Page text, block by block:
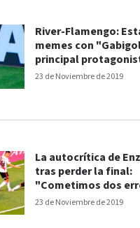
23 de Noviembre de 2019
River-Flamengo:
memes con
principal
23 de Noviembre de 2019
La autocrítica de
tras perder la final:
"Cometimos dos
perdimos"